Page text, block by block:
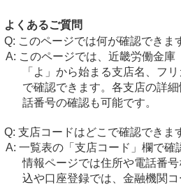
よくあるご質問
このページでは何が確認できま
このページでは、近畿労働金庫
「よ」から始まる支店名、フ
で確認できます。各支店の詳
話番号の確認も可能です。
支店コードはどこで確認できま
一覧表の「支店コード」欄で確
情報ページでは住所や電話番
込や口座登録では、金融機関